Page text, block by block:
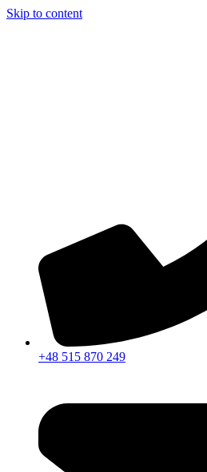
Skip to content
+48 515 870 249